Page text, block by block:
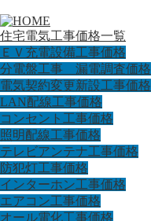
住宅電気工事価格一覧
ＥＶ充電設備工事価格
分電盤工事 漏電調査価格
電気契約変更新設工事価格
LAN配線工事価格
コンセント工事価格
照明配線工事価格
テレビアンテナ工事価格
防犯灯工事価格
インターホン工事価格
エアコン工事価格
オール電化工事価格